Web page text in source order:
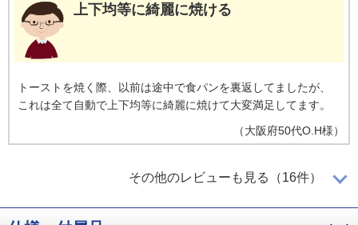
上下均等に綺麗に焼ける
トーストを焼く際、以前は途中で食パンを裏返してましたが、
これは全て自動で上下均等に綺麗に焼けて大変満足してます。
（大阪府50代O.H様）
使い勝手が便利その他のレビューも見る（16件）